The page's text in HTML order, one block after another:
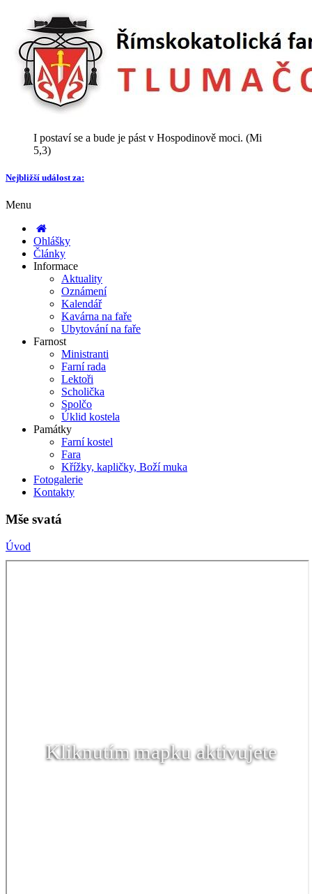
I postaví se a bude je pást v Hospodinově moci. (Mi
5,3)
Nejbližší událost za:
Menu
Ohlášky
Články
Informace
Aktuality
Oznámení
Kalendář
Kavárna na faře
Ubytování na faře
Farnost
Ministranti
Farní rada
Lektoři
Scholička
Spolčo
Úklid kostela
Památky
Farní kostel
Fara
Křížky, kapličky, Boží muka
Fotogalerie
Kontakty
Mše svatá
Úvod
Kliknutím mapku aktivujete